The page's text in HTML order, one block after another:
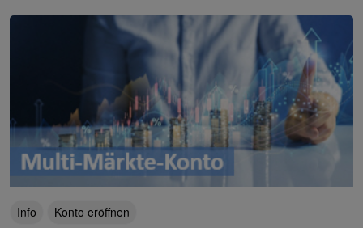
Info Konto eröffnen